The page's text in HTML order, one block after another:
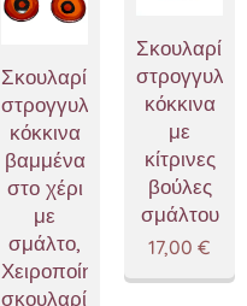
Σκουλαρίκια
στρογγυλά
κόκκινα
βαμμένα
στο χέρι
με
σμάλτο,
Χειροποίητα
σκουλαρίκια
στρογγυλά
κόκκινα
με
κίτρινες
βούλες
σμάλτου
17,00 €